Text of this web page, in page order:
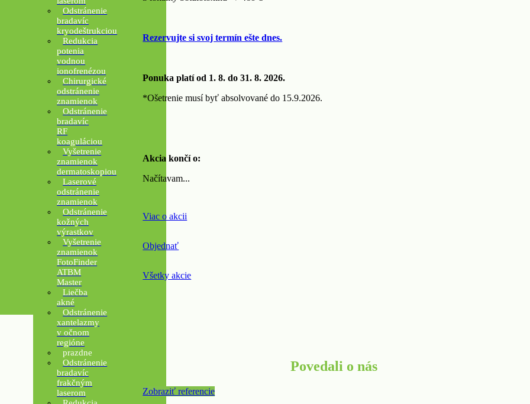
Odstránenie
bradavíc
kryodeštrukciou
Redukcia
potenia
vodnou
ionofrenézou
Chirurgické
odstránenie
znamienok
Odstránenie
bradavíc
RF
koaguláciou
Vyšetrenie
znamienok
dermatoskopiou
Laserové
odstránenie
znamienok
Odstránenie
kožných
výrastkov
Vyšetrenie
znamienok
FotoFinder
ATBM
Master
Liečba
akné
Odstránenie
xantelazmy
v očnom
regióne
prazdne
Odstránenie
bradavíc
frakčným
laserom
Rezervujte si svoj termín ešte dnes.
Ponuka platí od 1. 8. do 31. 8. 2026.
*Ošetrenie musí byť absolvované do 15.9.2026.
Akcia končí o:
Načítavam...
Viac o akcii
Objednať
Všetky akcie
Povedali o nás
Zobraziť referencie